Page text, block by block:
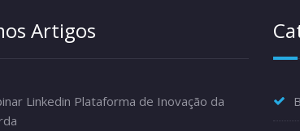
Artigos
Linkedin Plataforma de Inovação da